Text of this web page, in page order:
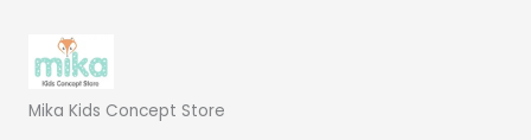
Mika Kids Concept Store